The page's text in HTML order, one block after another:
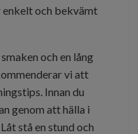
och bekvämt
och en lång
vi att
Innan du
genom att hälla i
stå en stund och